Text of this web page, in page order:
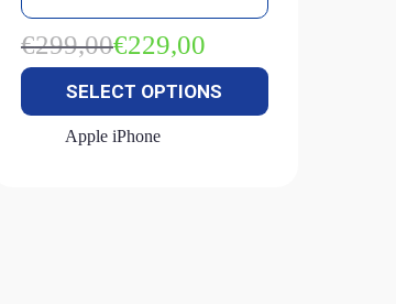
€299,00Oorspronkelijke
prijs
was:
€299,00.
€229,00
Huidige
prijs
is:
€229,00.
SELECT OPTIONS
Apple iPhone